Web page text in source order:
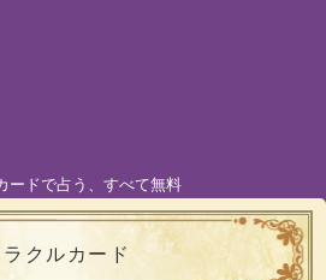
ードで占う、すべて無料
クルカード